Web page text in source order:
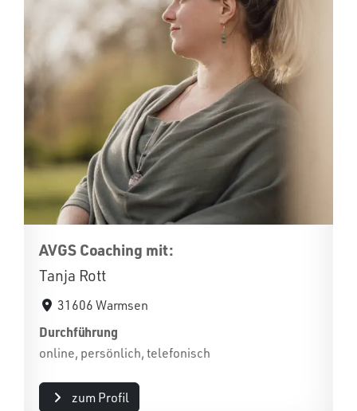
AVGS Coaching mit:
Tanja Rott
31606 Warmsen
Durchführung
online, persönlich, telefonisch
zum Profil